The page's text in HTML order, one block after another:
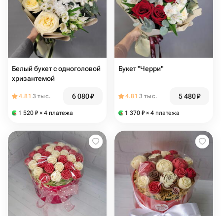
Белый букет с одноголовой
хризантемой
4.81 3 тыс. 6 080₽
1 520 ₽ × 4 платежа
Букет "Черри"
4.81 3 тыс. 5 480₽
1 370 ₽ × 4 платежа